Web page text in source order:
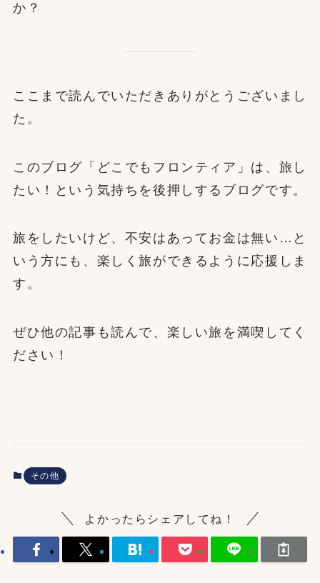
か？
ここまで読んでいただきありがとうございまし
た。
このブログ「どこでもフロンティア」は、旅し
たい！という気持ちを後押しするブログです。
旅をしたいけど、不安はあってお金は無い…と
いう方にも、楽しく旅ができるように応援しま
す。
ぜひ他の記事も読んで、楽しい旅を満喫してく
ださい！
その他
よかったらシェアしてね！